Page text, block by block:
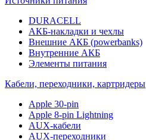
DURACELL
АКБ-накладки и чехлы
Внешние АКБ (powerbanks)
Внутренние АКБ
Элементы питания
Кабели, переходники, картридеры
Apple 30-pin
Apple 8-pin Lightning
AUX-кабели
AUX-переходники